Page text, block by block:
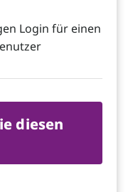
Login für einen
diesen